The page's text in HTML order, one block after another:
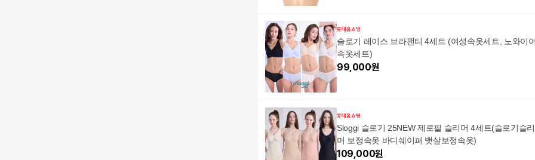
슬로기 레이스 브라팬티 4세트 (여성속옷세트, 노와이
속옷세트)
99,000원
Sloggi 슬로기 25NEW 제로필 슬리머 4세트(슬로기슬리
머 보정속옷 바디쉐이퍼 뱃살보정속옷)
109,000원